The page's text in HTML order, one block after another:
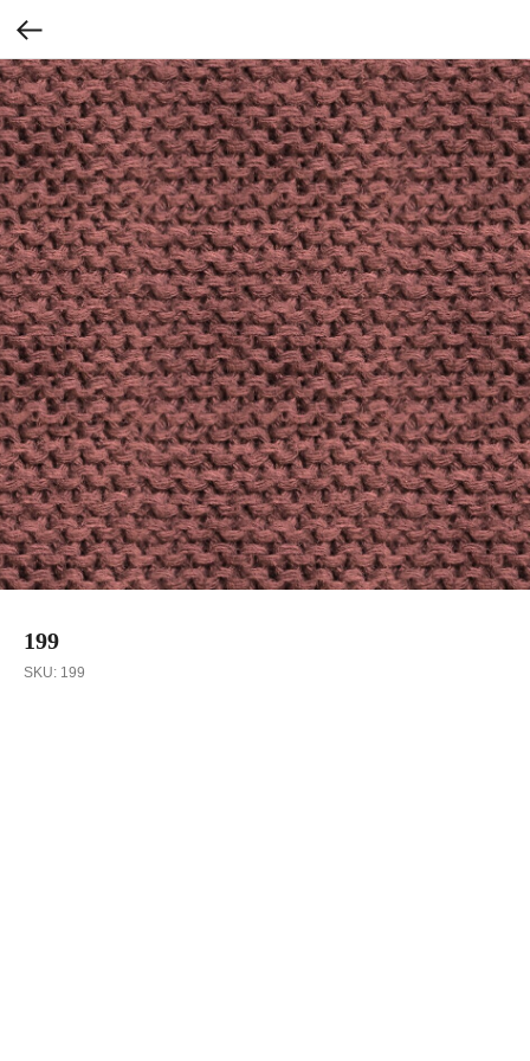
199
SKU: 199